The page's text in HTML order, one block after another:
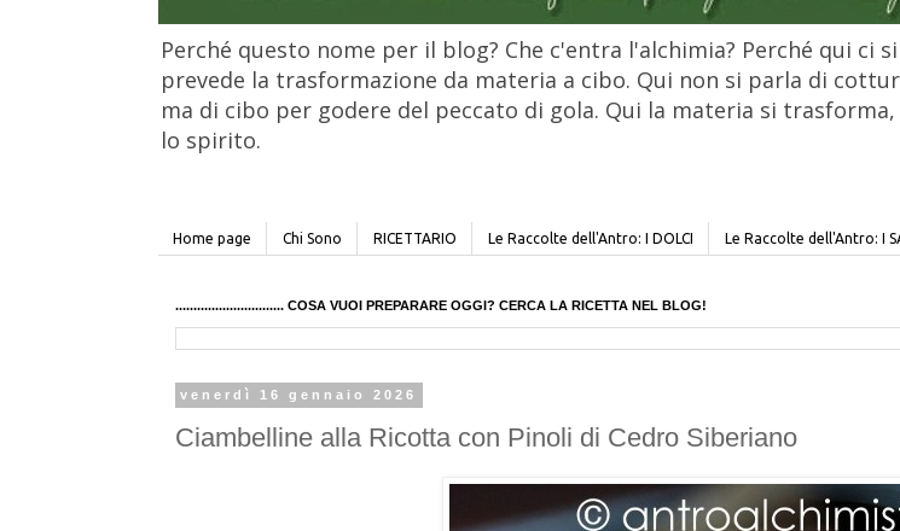
Perché questo nome per il blog? Che c'entra l'alchimia? Perché qui
prevede la trasformazione da materia a cibo. Qui non si parla di
ma di cibo per godere del peccato di gola. Qui la materia si
lo spirito.
Home page Chi Sono RICETTARIO Le Raccolte dell'Antro: I DOLCI Le Raccolte dell'Antro: I
.............................. COSA VUOI PREPARARE OGGI? CERCA LA RICETTA NEL BLOG!
venerdì 16 gennaio 2026
Ciambelline alla Ricotta con Pinoli di Cedro Siberiano